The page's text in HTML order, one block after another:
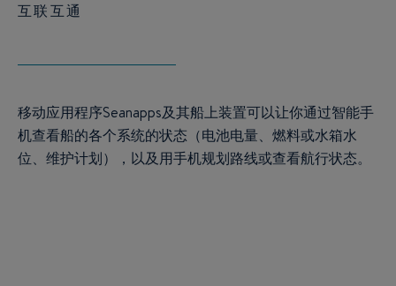
互联互通
移动应用程序Seanapps及其船上装置可以让你通过智能手
机查看船的各个系统的状态（电池电量、燃料或水箱水
位、维护计划），以及用手机规划路线或查看航行状态。